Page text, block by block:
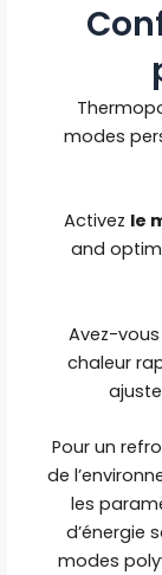
modes
Activez le
and
Avez-
chaleur
Pour un
de
les
d’énergie
modes